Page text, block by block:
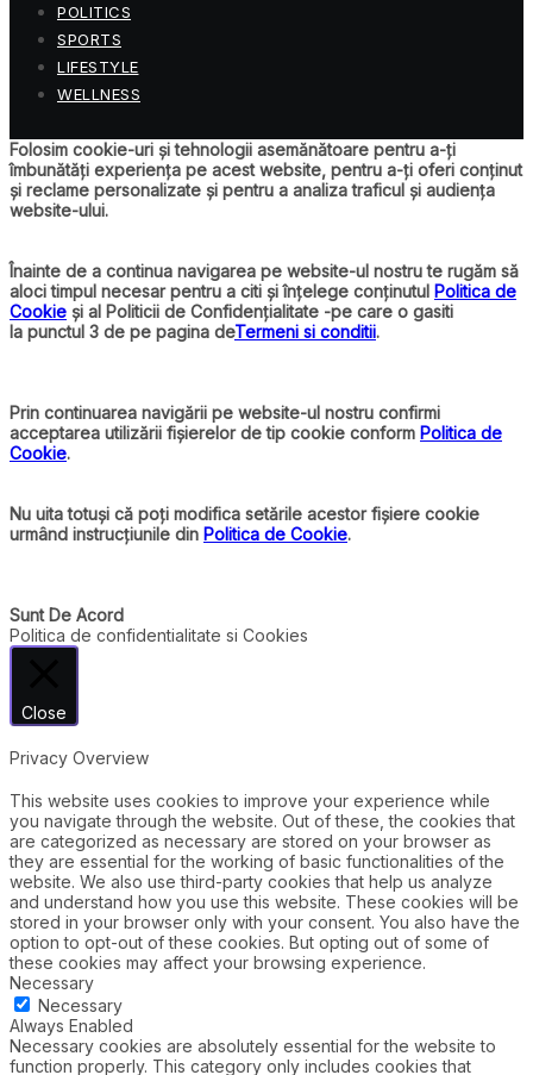
POLITICS
SPORTS
LIFESTYLE
WELLNESS
Folosim cookie-uri și tehnologii asemănătoare pentru a-ți
îmbunătăți experiența pe acest website, pentru a-ți oferi conținut
și reclame personalizate și pentru a analiza traficul și audiența
website-ului.
Înainte de a continua navigarea pe website-ul nostru te rugăm să
aloci timpul necesar pentru a citi și înțelege conținutul Politica de
Cookie și al Politicii de Confidențialitate -pe care o gasiti
la punctul 3 de pe pagina deTermeni si conditii.
Prin continuarea navigării pe website-ul nostru confirmi
acceptarea utilizării fișierelor de tip cookie conform Politica de
Cookie.
Nu uita totuși că poți modifica setările acestor fișiere cookie
urmând instrucțiunile din Politica de Cookie.
Sunt De Acord
Politica de confidentialitate si Cookies
Close
Privacy Overview
This website uses cookies to improve your experience while
you navigate through the website. Out of these, the cookies that
are categorized as necessary are stored on your browser as
they are essential for the working of basic functionalities of the
website. We also use third-party cookies that help us analyze
and understand how you use this website. These cookies will be
stored in your browser only with your consent. You also have the
option to opt-out of these cookies. But opting out of some of
these cookies may affect your browsing experience.
Necessary
Necessary
Always Enabled
Necessary cookies are absolutely essential for the website to
function properly. This category only includes cookies that